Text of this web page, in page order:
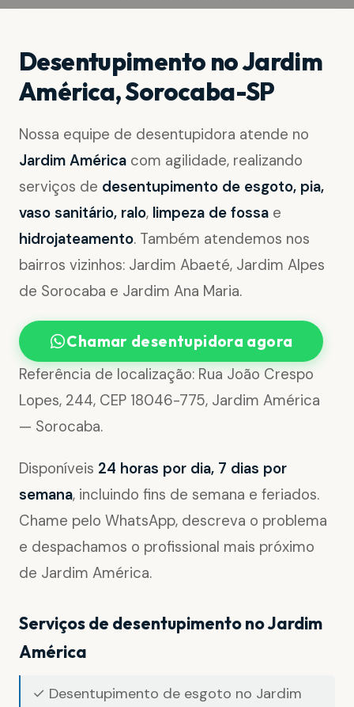
Desentupimento no Jardim
América, Sorocaba-SP
Nossa equipe de desentupidora atende no
Jardim América com agilidade, realizando
serviços de desentupimento de esgoto, pia,
vaso sanitário, ralo, limpeza de fossa e
hidrojateamento. Também atendemos nos
bairros vizinhos: Jardim Abaeté, Jardim Alpes
de Sorocaba e Jardim Ana Maria.
Chamar desentupidora agora
Referência de localização: Rua João Crespo
Lopes, 244, CEP 18046-775, Jardim América
— Sorocaba.
Disponíveis 24 horas por dia, 7 dias por
semana, incluindo fins de semana e feriados.
Chame pelo WhatsApp, descreva o problema
e despachamos o profissional mais próximo
de Jardim América.
Serviços de desentupimento no Jardim
América
✓ Desentupimento de esgoto no Jardim